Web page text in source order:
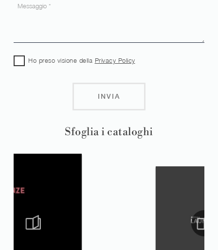
Sfoglia i cataloghi
Ho preso visione della Privacy Policy
INVIA